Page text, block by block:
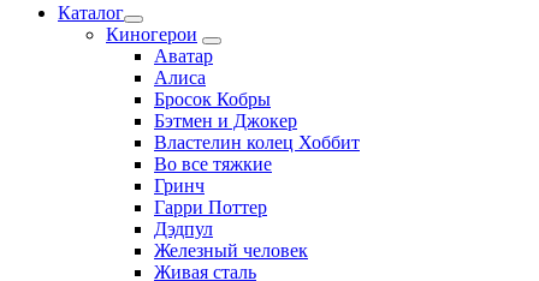
Каталог
Киногерои
Аватар
Алиса
Бросок Кобры
Бэтмен и Джокер
Властелин колец Хоббит
Во все тяжкие
Гринч
Гарри Поттер
Дэдпул
Железный человек
Живая сталь